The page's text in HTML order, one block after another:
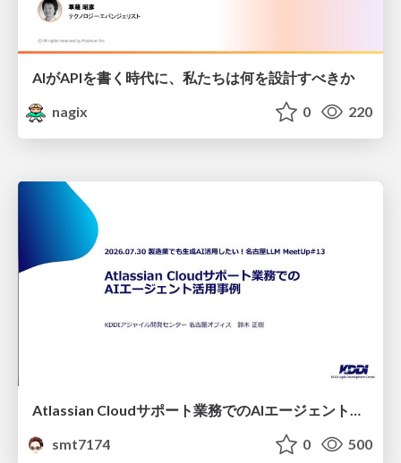
AIがAPIを書く時代に、私たちは何を設計すべきか
nagix
0 220
Atlassian Cloudサポート業務でのAIエージェント活用事例
smt7174
0 500